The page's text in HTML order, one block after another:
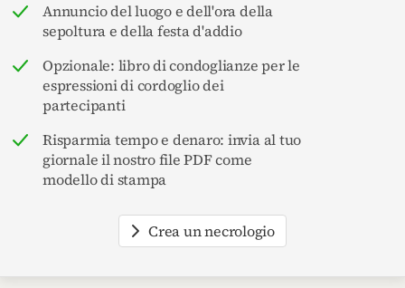
Annuncio del luogo e dell'ora della
sepoltura e della festa d'addio
Opzionale: libro di condoglianze per le
espressioni di cordoglio dei
partecipanti
Risparmia tempo e denaro: invia al tuo
giornale il nostro file PDF come
modello di stampa
Crea un necrologio